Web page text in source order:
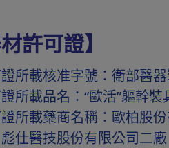
許可證】
所載核准字號：衛部醫
所載品名：“歐活”軀幹裝
所載藥商名稱：歐柏股
仕醫技股份有限公司二廠